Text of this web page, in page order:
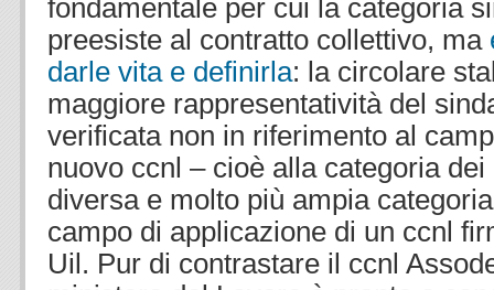
fondamentale per cui la categoria
preesiste al contratto collettivo, ma
darle vita e definirla: la circolare
maggiore rappresentatività del
verificata non in riferimento al
nuovo ccnl – cioè alla categoria
diversa e molto più ampia
campo di applicazione di un ccnl
Uil. Pur di contrastare il ccnl